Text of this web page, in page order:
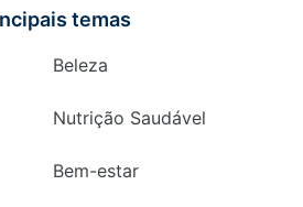
temas
Beleza
Nutrição Saudável
Bem-estar